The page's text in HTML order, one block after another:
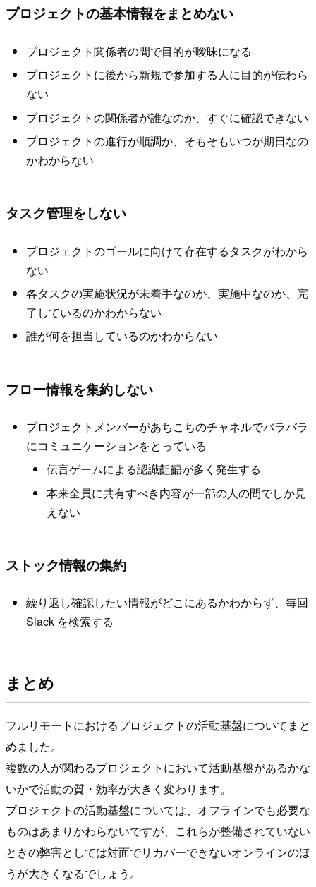
プロジェクトの基本情報をまとめない
プロジェクト関係者の間で目的が曖昧になる
プロジェクトに後から新規で参加する人に目的が伝わら
ない
プロジェクトの関係者が誰なのか、すぐに確認できない
プロジェクトの進行が順調か、そもそもいつが期日なの
かわからない
タスク管理をしない
プロジェクトのゴールに向けて存在するタスクがわから
ない
各タスクの実施状況が未着手なのか、実施中なのか、完
了しているのかわからない
誰が何を担当しているのかわからない
フロー情報を集約しない
プロジェクトメンバーがあちこちのチャネルでバラバラ
にコミュニケーションをとっている
伝言ゲームによる認識齟齬が多く発生する
本来全員に共有すべき内容が一部の人の間でしか見
えない
ストック情報の集約
繰り返し確認したい情報がどこにあるかわからず、毎回
Slack を検索する
まとめ
フルリモートにおけるプロジェクトの活動基盤についてまと
めました。
複数の人が関わるプロジェクトにおいて活動基盤があるかな
いかで活動の質・効率が大きく変わります。
プロジェクトの活動基盤については、オフラインでも必要な
ものはあまりかわらないですが、これらが整備されていない
ときの弊害としては対面でリカバーできないオンラインのほ
うが大きくなるでしょう。